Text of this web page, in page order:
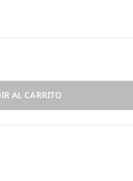
AL CARRITO